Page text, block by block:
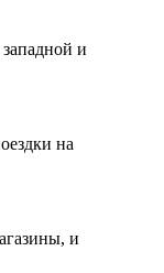
и
на
и